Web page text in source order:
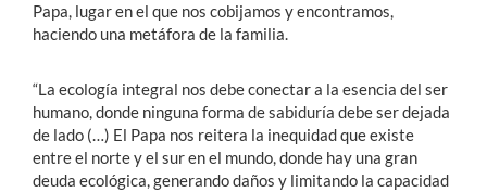
Papa, lugar en el que nos cobijamos y encontramos,
haciendo una metáfora de la familia.
“La ecología integral nos debe conectar a la esencia del ser
humano, donde ninguna forma de sabiduría debe ser dejada
de lado (…) El Papa nos reitera la inequidad que existe
entre el norte y el sur en el mundo, donde hay una gran
deuda ecológica, generando daños y limitando la capacidad